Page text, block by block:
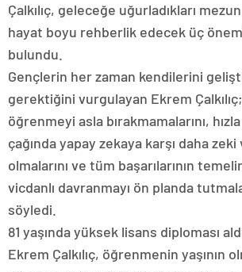
Çalkılıç, geleceğe uğurladıkları
hayat boyu rehberlik edecek üç
bulundu.
Gençlerin her zaman kendilerini
gerektiğini vurgulayan Ekrem
öğrenmeyi asla bırakmamalarını,
çağında yapay zekaya karşı daha zeki
olmalarını ve tüm başarılarının
vicdanlı davranmayı ön planda
söyledi.
81 yaşında yüksek lisans diploması
Ekrem Çalkılıç, öğrenmenin yaşının